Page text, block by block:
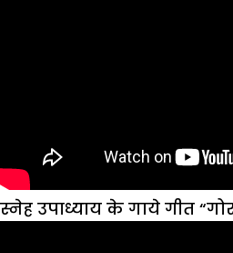
स्नेह उपाध्याय के गाये गीत